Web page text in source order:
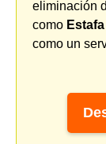
eliminación
como
como un